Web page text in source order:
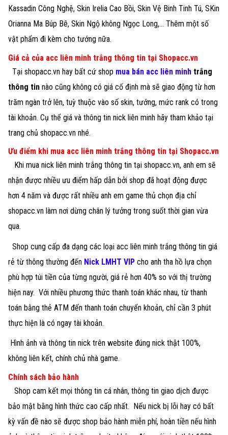
Kassadin Công Nghệ, Skin Irelia Cao Bồi, Skin Vệ Binh Tinh Tú, SKin
Orianna Ma Búp Bê, Skin Ngộ không Ngọc Long,... Thêm một số
vật phẩm đi kèm cho tướng nữa.
Giá cả của acc liên minh trắng thông tin tại Shopacc.vn
Tại shopacc.vn hay bất cứ shop mua bán acc liên minh trắng
thông tin nào cũng không có giá cố định mà sẽ giao động từ hơn
trăm ngàn trở lên, tuỳ thuộc vào số skin, tướng, mức rank có trong
tài khoản. Cụ thể giá và thông tin nick liên minh hãy tham khảo tại
trang chủ shopacc.vn nhé.
Ưu điểm khi mua acc liên minh trắng thông tin tại Shopacc.vn
Khi mua nick liên minh trắng thông tin tại shopacc.vn, anh em sẽ
nhận được nhiều ưu điểm hấp dẫn bởi shop đã hoạt động được
hơn 4 năm và được rất nhiều anh em game thủ chọn địa chỉ
shopacc.vn làm nơi dừng chân lý tưởng trong suốt thời gian vừa
qua.
Shop cung cấp đa dạng các loại acc liên minh trắng thông tin giá
rẻ từ thông thường đến Nick LMHT VIP cho anh tha hồ lựa chọn
phù hợp túi tiền của từng người, giá rẻ hơn 40% so với thị trường
hiện nay. Với nhiều phương thức thanh toán khác nhau, từ thanh
toán bằng thẻ ATM đến thanh toán chuyển khoản, chỉ cần 3 phút
thực hiện là có ngay tài khoản.
Hình ảnh và thông tin nick trên website đúng nick thật 100%,
không liên kết, chính chủ nhà game.
Chính sách bảo hành
Shop cam kết mọi thông tin cá nhân, thông tin giao dịch được
bảo mật bằng hình thức cao cấp nhất. Nếu nick bị lỗi hay có bất
kỳ vấn đề nào sẽ được shop bảo hành miễn phí, hoàn tiền nếu hình